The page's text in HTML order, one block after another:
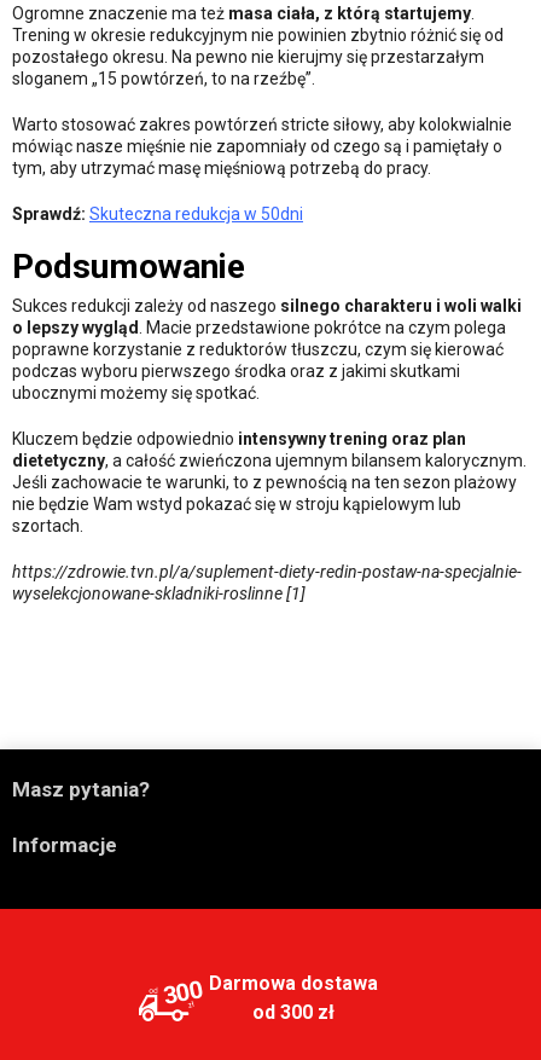
Ogromne znaczenie ma też masa ciała, z którą startujemy.
Trening w okresie redukcyjnym nie powinien zbytnio różnić się od
pozostałego okresu. Na pewno nie kierujmy się przestarzałym
sloganem „15 powtórzeń, to na rzeźbę”.
Warto stosować zakres powtórzeń stricte siłowy, aby kolokwialnie
mówiąc nasze mięśnie nie zapomniały od czego są i pamiętały o
tym, aby utrzymać masę mięśniową potrzebą do pracy.
Sprawdź: Skuteczna redukcja w 50dni
Podsumowanie
Sukces redukcji zależy od naszego silnego charakteru i woli walki
o lepszy wygląd. Macie przedstawione pokrótce na czym polega
poprawne korzystanie z reduktorów tłuszczu, czym się kierować
podczas wyboru pierwszego środka oraz z jakimi skutkami
ubocznymi możemy się spotkać.
Kluczem będzie odpowiednio intensywny trening oraz plan
dietetyczny, a całość zwieńczona ujemnym bilansem kalorycznym.
Jeśli zachowacie te warunki, to z pewnością na ten sezon plażowy
nie będzie Wam wstyd pokazać się w stroju kąpielowym lub
szortach.
https://zdrowie.tvn.pl/a/suplement-diety-redin-postaw-na-specjalnie-
wyselekcjonowane-skladniki-roslinne [1]
Masz pytania?
Informacje
300 Darmowa dostawa
od 300 zł